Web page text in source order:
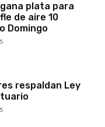
plata para
de aire 10
Domingo
respaldan Ley